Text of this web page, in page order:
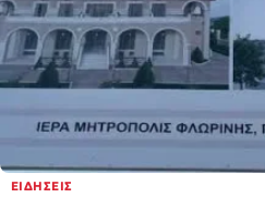
ΕΙΔΉΣΕΙΣ